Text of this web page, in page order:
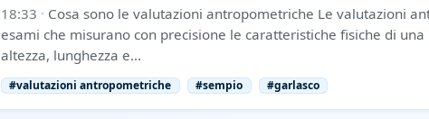
18:33 · Cosa sono le valutazioni antropometriche Le valutazioni
esami che misurano con precisione le caratteristiche fisiche di una
altezza, lunghezza e…
#valutazioni antropometriche #sempio #garlasco